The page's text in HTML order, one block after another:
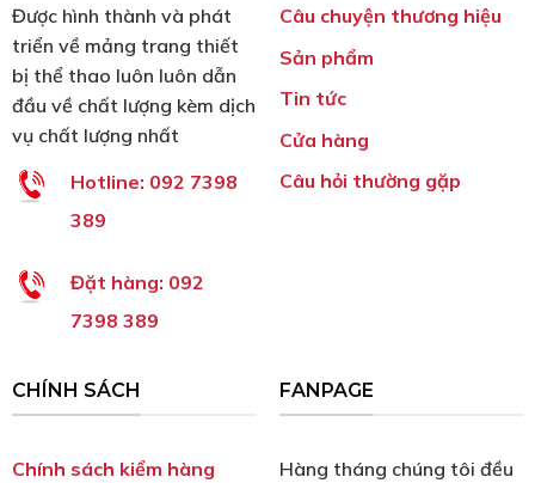
Được hình thành và phát
triển về mảng trang thiết
bị thể thao luôn luôn dẫn
đầu về chất lượng kèm dịch
vụ chất lượng nhất
Hotline: 092 7398
389
Đặt hàng: 092
7398 389
Câu chuyện thương hiệu
Sản phẩm
Tin tức
Cửa hàng
Câu hỏi thường gặp
CHÍNH SÁCH
Chính sách kiểm hàng
FANPAGE
Hàng tháng chúng tôi đều